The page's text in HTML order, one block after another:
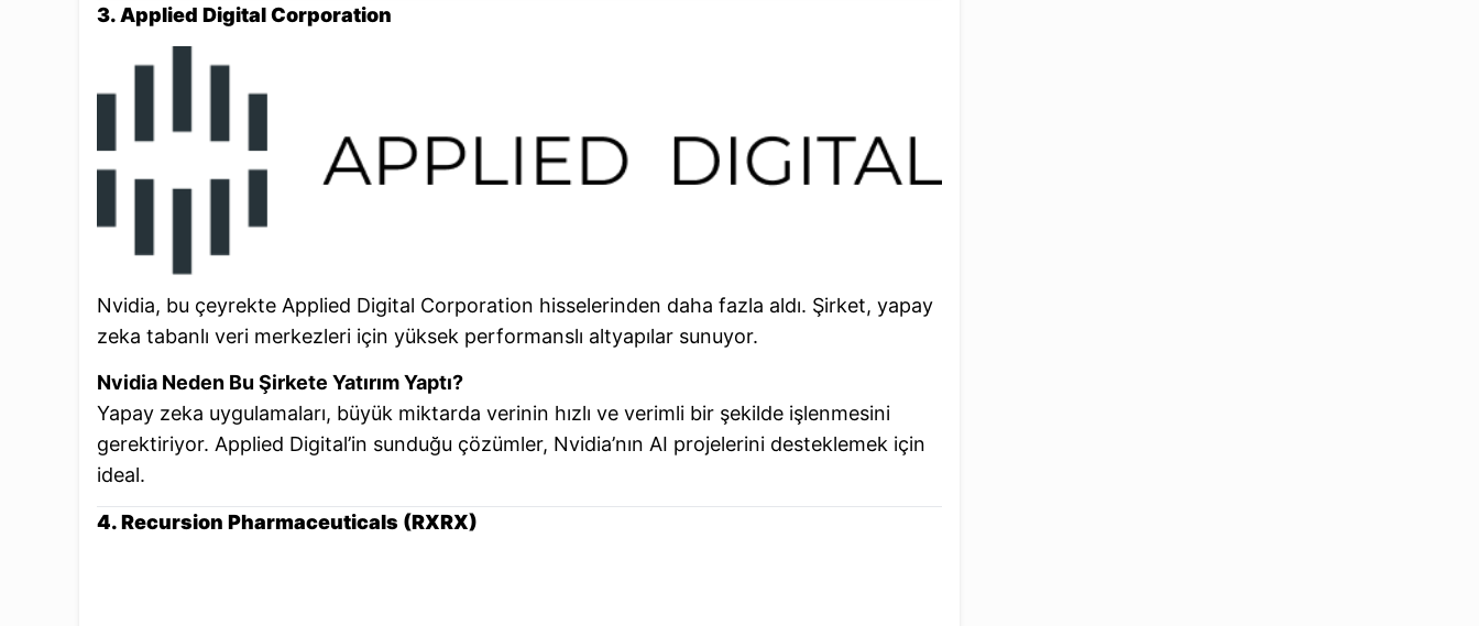
3. Applied Digital Corporation
Nvidia, bu çeyrekte Applied Digital Corporation hisselerinden daha fazla aldı. Şirket, yapay
zeka tabanlı veri merkezleri için yüksek performanslı altyapılar sunuyor.
Nvidia Neden Bu Şirkete Yatırım Yaptı?
Yapay zeka uygulamaları, büyük miktarda verinin hızlı ve verimli bir şekilde işlenmesini
gerektiriyor. Applied Digital’in sunduğu çözümler, Nvidia’nın AI projelerini desteklemek için
ideal.
4. Recursion Pharmaceuticals (RXRX)